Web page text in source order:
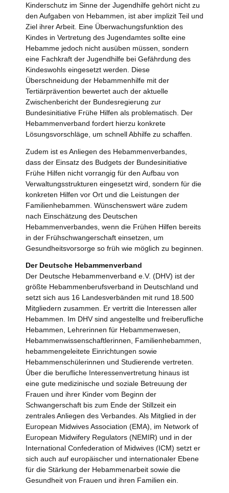
Kinderschutz im Sinne der Jugendhilfe gehört nicht zu
den Aufgaben von Hebammen, ist aber implizit Teil und
Ziel ihrer Arbeit. Eine Überwachungsfunktion des
Kindes in Vertretung des Jugendamtes sollte eine
Hebamme jedoch nicht ausüben müssen, sondern
eine Fachkraft der Jugendhilfe bei Gefährdung des
Kindeswohls eingesetzt werden. Diese
Überschneidung der Hebammenhilfe mit der
Tertiärprävention bewertet auch der aktuelle
Zwischenbericht der Bundesregierung zur
Bundesinitiative Frühe Hilfen als problematisch. Der
Hebammenverband fordert hierzu konkrete
Lösungsvorschläge, um schnell Abhilfe zu schaffen.
Zudem ist es Anliegen des Hebammenverbandes,
dass der Einsatz des Budgets der Bundesinitiative
Frühe Hilfen nicht vorrangig für den Aufbau von
Verwaltungsstrukturen eingesetzt wird, sondern für die
konkreten Hilfen vor Ort und die Leistungen der
Familienhebammen. Wünschenswert wäre zudem
nach Einschätzung des Deutschen
Hebammenverbandes, wenn die Frühen Hilfen bereits
in der Frühschwangerschaft einsetzen, um
Gesundheitsvorsorge so früh wie möglich zu beginnen.
Der Deutsche Hebammenverband
Der Deutsche Hebammenverband e.V. (DHV) ist der
größte Hebammenberufsverband in Deutschland und
setzt sich aus 16 Landesverbänden mit rund 18.500
Mitgliedern zusammen. Er vertritt die Interessen aller
Hebammen. Im DHV sind angestellte und freiberufliche
Hebammen, Lehrerinnen für Hebammenwesen,
Hebammenwissenschaftlerinnen, Familienhebammen,
hebammengeleitete Einrichtungen sowie
Hebammenschülerinnen und Studierende vertreten.
Über die berufliche Interessenvertretung hinaus ist
eine gute medizinische und soziale Betreuung der
Frauen und ihrer Kinder vom Beginn der
Schwangerschaft bis zum Ende der Stillzeit ein
zentrales Anliegen des Verbandes. Als Mitglied in der
European Midwives Association (EMA), im Network of
European Midwifery Regulators (NEMIR) und in der
International Confederation of Midwives (ICM) setzt er
sich auch auf europäischer und internationaler Ebene
für die Stärkung der Hebammenarbeit sowie die
Gesundheit von Frauen und ihren Familien ein.